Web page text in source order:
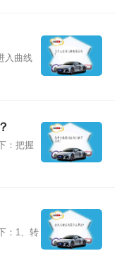
入曲线
：把握
：1、转